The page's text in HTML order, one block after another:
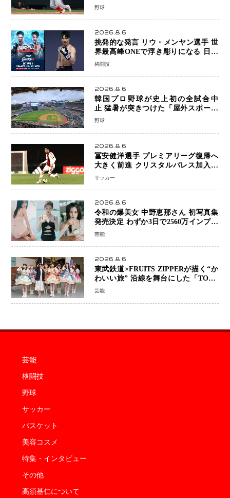
笑顔で歓喜
野球
2026.8.6
挑発的な発言 リウ・メンヤン選手 世
界最高峰ONEで浮き彫りになる 日本
キックボクシングが直面する“技術
格闘技
2026.8.6
韓国プロ野球が史上初の全試合中
止 猛暑が突きつけた「屋外スポーツ
の限界」 日本発のドーム型施設時代
野球
2026.8.6
冨安健洋選手 プレミアリーグ復帰へ
大きく前進 クリスタルパレス加入目
前 メディカルチェックも通過
サッカー
2026.8.6
令和の爆美女 中野恵那さん 初写真集
発売決定 わずか3日で2560万インプレ
ッションを記録した話題の美貌を凝縮
芸能
2026.8.6
東武鉄道×FRUITS ZIPPERが描く“か
わいい旅” 沿線を舞台にした「TOBU
KAWAII PROJECT」が開幕
芸能
芸能
格闘技
野球
サッカー
バスケット
美容コスメ
特集・インタビュー
その他
高須基仁について